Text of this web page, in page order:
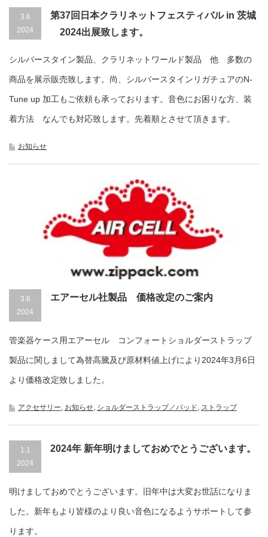
3.6
2024
第37回日本クラリネットフェスティバル in 茨城
2024出展致します。
シルバースタイン製品、クラリネットワールド製品 他 多数の
商品を展示販売致します。尚、シルバースタインリガチュアのN-
Tune up 加工もご依頼も承っております。音色にお困りな方、装
着方法 なんでも対応致します。先着順とさせて頂きます。
お知らせ
3.6
2024
エアーセル社製品 価格改定のご案内
管楽器ケース用エアーセル コンフォートショルダーストラップ
製品に関しまして為替高騰及び原材料値上げにより2024年3月6日
より価格改定致しました。
アクセサリー, お知らせ, ショルダーストラップ／パッド, ストラップ
1.1
2024
2024年 新年明けましておめでとうございます。
明けましておめでとうございます。旧年中は大変お世話になりま
した。新年もより皆様のより良い音色になるようサポートして参
ります。